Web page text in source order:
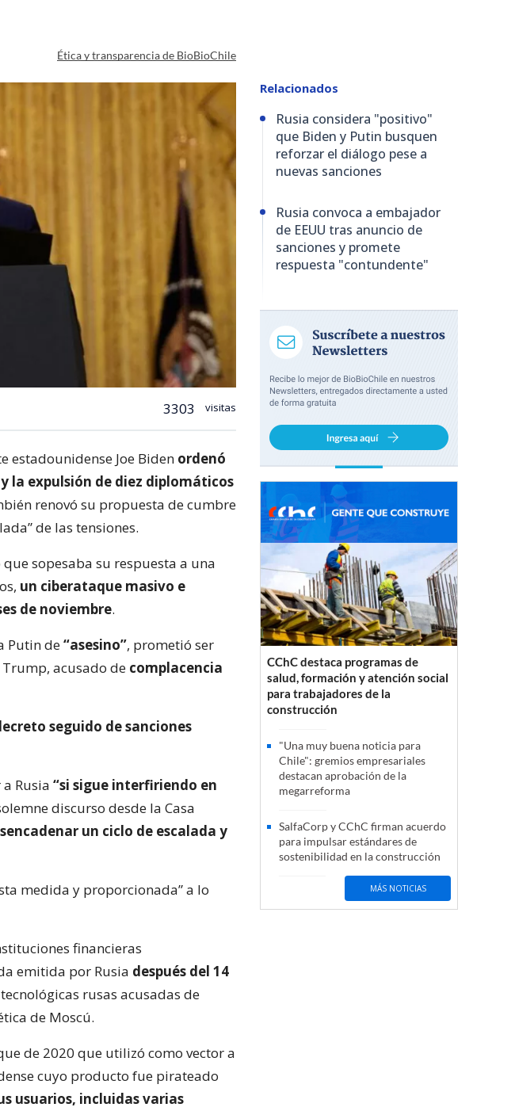
Ética y transparencia de BioBioChile
3303 visitas
estadounidense Joe Biden ordenó
la expulsión de diez diplomáticos
renovó su propuesta de cumbre
de las tensiones.
sopesaba su respuesta a una
un ciberataque masivo e
de noviembre.
Putin de“asesino”, prometió ser
acusado de complacencia
seguido de sanciones
Rusia “si sigue interfiriendo en
discurso desde la Casa
un ciclo de escalada y
medida y proporcionada” a lo
financieras
emitida por Rusia después del 14
rusas acusadas de
de Moscú.
de 2020 que utilizó como vector a
cuyo producto fue pirateado
usuarios, incluidas varias
Relacionados
Rusia considera "positivo"
que Biden y Putin busquen
reforzar el diálogo pese a
nuevas sanciones
Rusia convoca a embajador
de EEUU tras anuncio de
sanciones y promete
respuesta "contundente"
CChC destaca programas de
salud, formación y atención social
para trabajadores de la
construcción
"Una muy buena noticia para
Chile": gremios empresariales
destacan aprobación de la
megarreforma
SalfaCorp y CChC firman acuerdo
para impulsar estándares de
sostenibilidad en la construcción
MÁS NOTICIAS